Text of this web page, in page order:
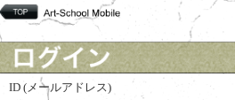
ID (メールアドレス)